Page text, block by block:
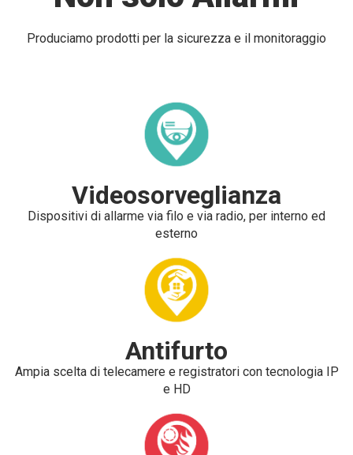
Produciamo prodotti per la sicurezza e il monitoraggio
Videosorveglianza
Dispositivi di allarme via filo e via radio, per interno ed
esterno
Antifurto
Ampia scelta di telecamere e registratori con tecnologia IP
e HD